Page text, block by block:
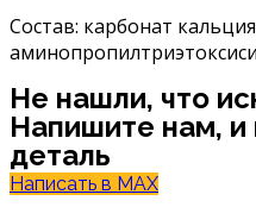
Состав: карбонат
Не нашли, что
Напишите нам,
деталь
Написать в MAX